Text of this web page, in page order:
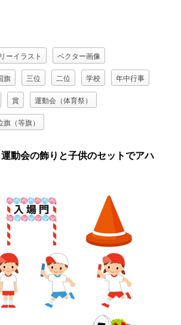
ーイラスト ベクター画像
旗 三位 二位 学校 年中行事
賞 運動会（体育祭）
旗（等旗）
動会の飾りと子供のセットでアハ